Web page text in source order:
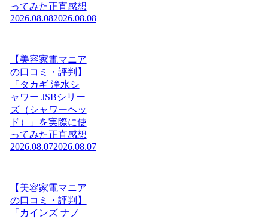
ってみた正直感想
2026.08.082026.08.08
【美容家電マニア
の口コミ・評判】
「タカギ 浄水シ
ャワー JSBシリー
ズ（シャワーヘッ
ド）」を実際に使
ってみた正直感想
2026.08.072026.08.07
【美容家電マニア
の口コミ・評判】
「カインズ ナノ